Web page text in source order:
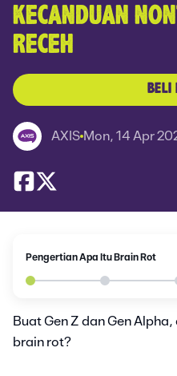
KECANDUAN
RECEH
BELI
AXIS Mon, 14 Apr
Pengertian Apa Itu Brain Rot
Buat Gen Z dan Gen
brain rot?